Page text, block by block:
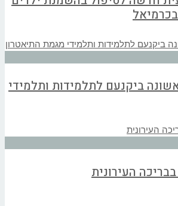
ביקנעם לתלמידות ותלמידי
העירונית